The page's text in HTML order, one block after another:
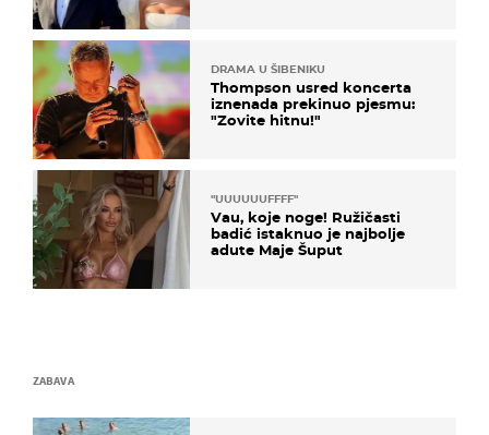
DRAMA U ŠIBENIKU
Thompson usred koncerta
iznenada prekinuo pjesmu:
"Zovite hitnu!"
"UUUUUUFFFF"
Vau, koje noge! Ružičasti
badić istaknuo je najbolje
adute Maje Šuput
ZABAVA